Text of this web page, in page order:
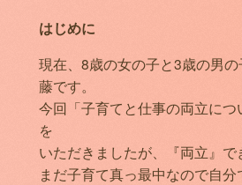
はじめに
現在、8歳の女の子と3歳の男
藤です。
今回「子育てと仕事の両立につ
を
いただきましたが、『両立』で
まだ子育て真っ最中なので自